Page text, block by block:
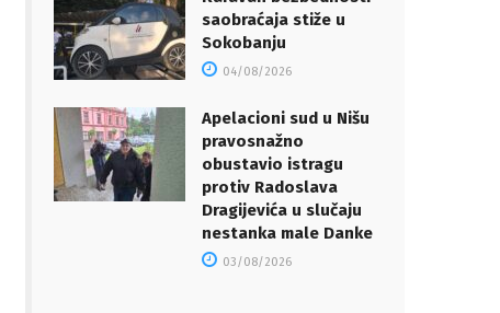
saobraćaja stiže u
Sokobanju
04/08/2026
Apelacioni sud u Nišu
pravosnažno
obustavio istragu
protiv Radoslava
Dragijevića u slučaju
nestanka male Danke
03/08/2026